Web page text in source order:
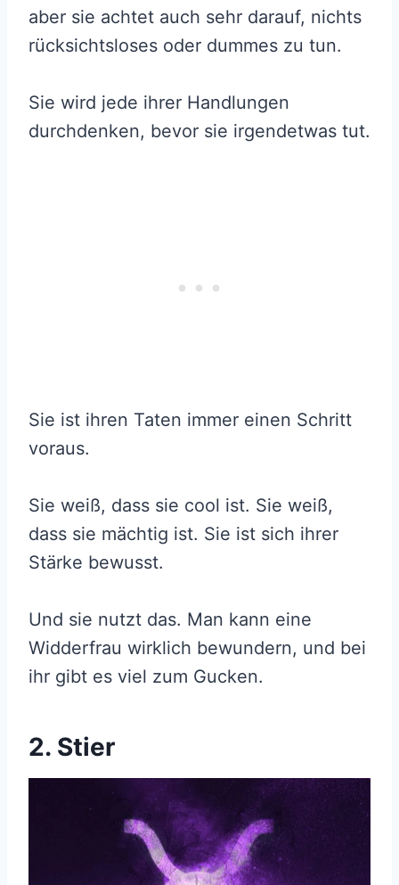
aber sie achtet auch sehr darauf, nichts
rücksichtsloses oder dummes zu tun.
Sie wird jede ihrer Handlungen
durchdenken, bevor sie irgendetwas tut.
Sie ist ihren Taten immer einen Schritt
voraus.
Sie weiß, dass sie cool ist. Sie weiß,
dass sie mächtig ist. Sie ist sich ihrer
Stärke bewusst.
Und sie nutzt das. Man kann eine
Widderfrau wirklich bewundern, und bei
ihr gibt es viel zum Gucken.
2. Stier